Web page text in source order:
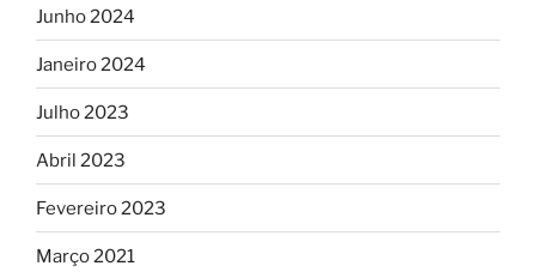
Junho 2024
Janeiro 2024
Julho 2023
Abril 2023
Fevereiro 2023
Março 2021